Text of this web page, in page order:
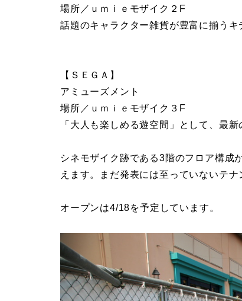
場所／ｕｍｉｅモザイク２F
話題のキャラクター雑貨が豊富に揃う
【ＳＥＧＡ】
アミューズメント
場所／ｕｍｉｅモザイク３F
「大人も楽しめる遊空間」として、最
シネモザイク跡である3階のフロア構成
えます。まだ発表には至っていないテナ
オープンは4/18を予定しています。